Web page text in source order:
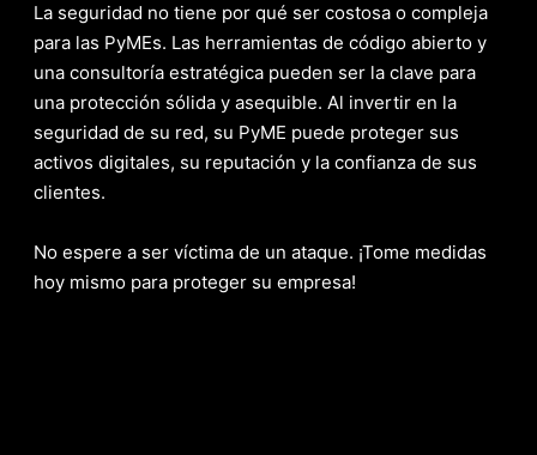
La seguridad no tiene por qué ser costosa o compleja
para las PyMEs. Las herramientas de código abierto y
una consultoría estratégica pueden ser la clave para
una protección sólida y asequible. Al invertir en la
seguridad de su red, su PyME puede proteger sus
activos digitales, su reputación y la confianza de sus
clientes.
No espere a ser víctima de un ataque. ¡Tome medidas
hoy mismo para proteger su empresa!